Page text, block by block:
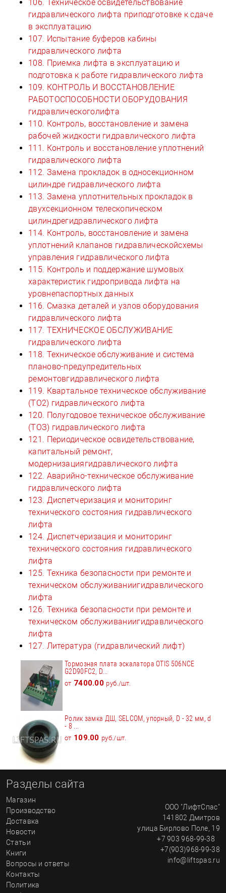
106. Техническое освидетельствование
гидравлического лифта приподготовке к сдаче
в эксплуатацию
107. Испытание буферов кабины
гидравлического лифта
108. Приемка лифта в эксплуатацию и
подготовка к работе гидравлического лифта
109. КОНТРОЛЬ И ВОССТАНОВЛЕНИЕ
РАБОТОСПОСОБНОСТИ ОБОРУДОВАНИЯ
гидравлическоголифта
110. Контроль, восстановление и замена
рабочей жидкости гидравлического лифта
111. Контроль и восстановление уплотнений
гидравлического лифта
112. Замена прокладок в односекционном
цилиндре гидравлического лифта
113. Замена уплотнительных прокладок в
двухсекционном телескопическом
цилиндрегидравлического лифта
114. Контроль, восстановление и замена
уплотнений клапанов гидравлическойсхемы
управления гидравлического лифта
115. Контроль и поддержание шумовых
характеристик гидропривода лифта на
уровнепаспортных данных
116. Смазка деталей и узлов оборудования
гидравлического лифта
117. ТЕХНИЧЕСКОЕ ОБСЛУЖИВАНИЕ
гидравлического лифта
118. Техническое обслуживание и система
планово-предупредительных
ремонтовгидравлического лифта
119. Квартальное техническое обслуживание
(ТО2) гидравлического лифта
120. Полугодовое техническое обслуживание
(ТОЗ) гидравлического лифта
121. Периодическое освидетельствование,
капитальный ремонт,
модернизациягидравлического лифта
122. Аварийно-техническое обслуживание
гидравлического лифта
123. Диспетчеризация и мониторинг
технического состояния гидравлического
лифта
124. Диспетчеризация и мониторинг
технического состояния гидравлического
лифта
125. Техника безопасности при ремонте и
техническом обслуживаниигидравлического
лифта
126. Техника безопасности при ремонте и
техническом обслуживаниигидравлического
лифта
127. Литература (гидравлический лифт)
Тормозная плата эскалатора OTIS 506NCE
G2D90FC2, D...
от 7400.00 руб./шт.
Ролик замка ДШ, SELCOM, упорный, D - 32 мм, d
- 8 ...
от 109.00 руб./шт.
Разделы сайта
Магазин
Производство
Доставка
Новости
Статьи
Книги
Вопросы и ответы
Контакты
Политика
ООО "ЛифтСпас"
141802 Дмитров
улица Бирлово Поле, 19
+7 903 968-99-38
+7(903)968-99-38
info@liftspas.ru